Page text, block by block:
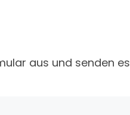
aus und senden